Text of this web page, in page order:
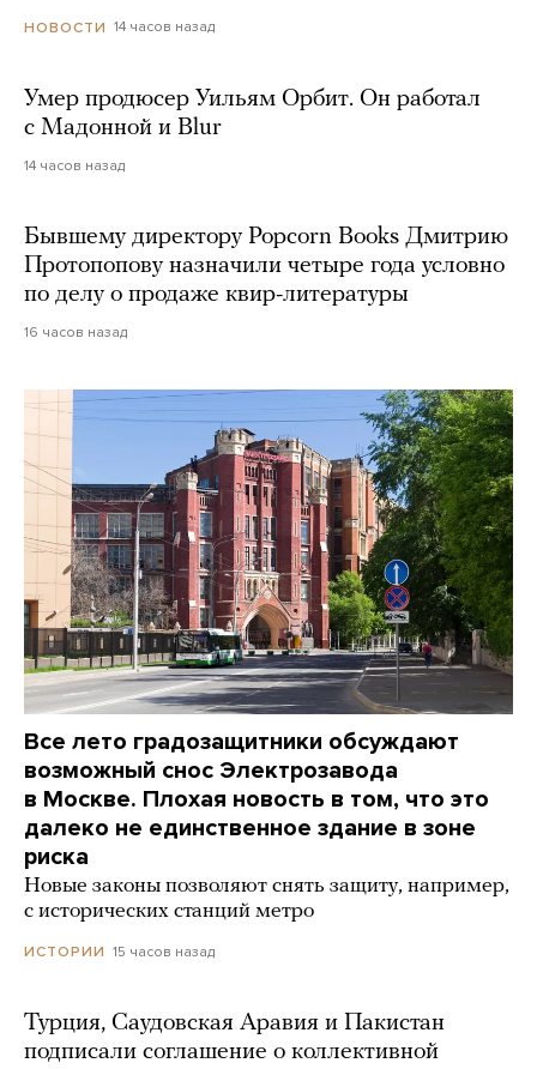
НОВОСТИ 14 часов назад
Умер продюсер Уильям Орбит. Он работал
с Мадонной и Blur
14 часов назад
Бывшему директору Popcorn Books Дмитрию
Протопопову назначили четыре года условно
по делу о продаже квир-литературы
16 часов назад
Все лето градозащитники обсуждают
возможный снос Электрозавода
в Москве. Плохая новость в том, что это
далеко не единственное здание в зоне
риска
Новые законы позволяют снять защиту, например,
с исторических станций метро
ИСТОРИИ 15 часов назад
Турция, Саудовская Аравия и Пакистан
подписали соглашение о коллективной